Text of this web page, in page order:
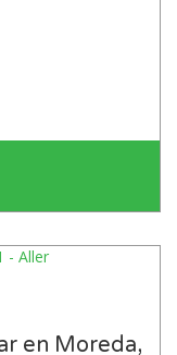
en Moreda,